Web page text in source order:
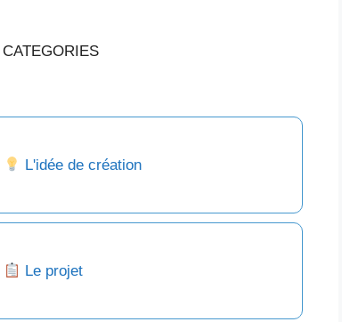
CATEGORIES
L'idée de création
Le projet